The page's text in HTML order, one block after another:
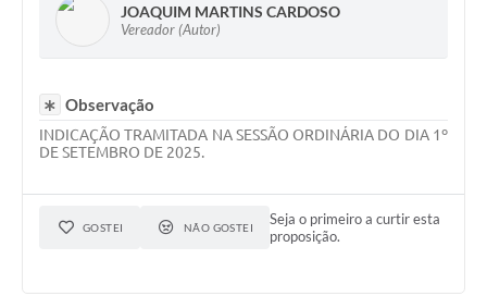
JOAQUIM MARTINS CARDOSO
Vereador (Autor)
Observação
INDICAÇÃO TRAMITADA NA SESSÃO ORDINÁRIA DO DIA 1º
DE SETEMBRO DE 2025.
GOSTEI NÃO GOSTEI
Seja o primeiro a curtir esta
proposição.